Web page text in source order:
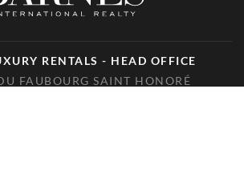
RENTALS - HEAD OFFICE
FAUBOURG SAINT HONORÉ